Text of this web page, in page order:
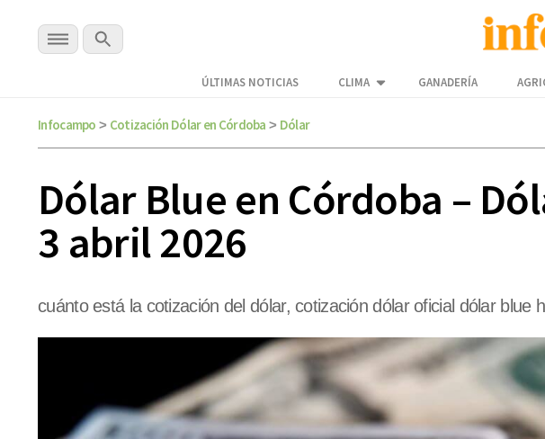
ÚLTIMAS NOTICIAS CLIMA GANADERÍA
Infocampo > Cotización Dólar en Córdoba > Dólar
Dólar Blue en Córdoba –
3 abril 2026
cuánto está la cotización del dólar, cotización dólar oficial dólar blue